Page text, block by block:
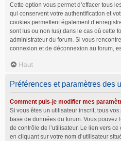
Cette option vous permet d’effacer tous
qui conservent votre authentification et
cookies permettent également
sont lus ou non lus) dans le cas où cette
administrateur du forum. Si vous
connexion et de déconnexion au forum,
Haut
Préférences et paramètres des
Comment puis-je modifier mes
Si vous êtes un utilisateur inscrit, tous
base de données du forum. Vous
de contrôle de l’utilisateur. Le lien vers
en cliquant sur votre nom d’utilisateur